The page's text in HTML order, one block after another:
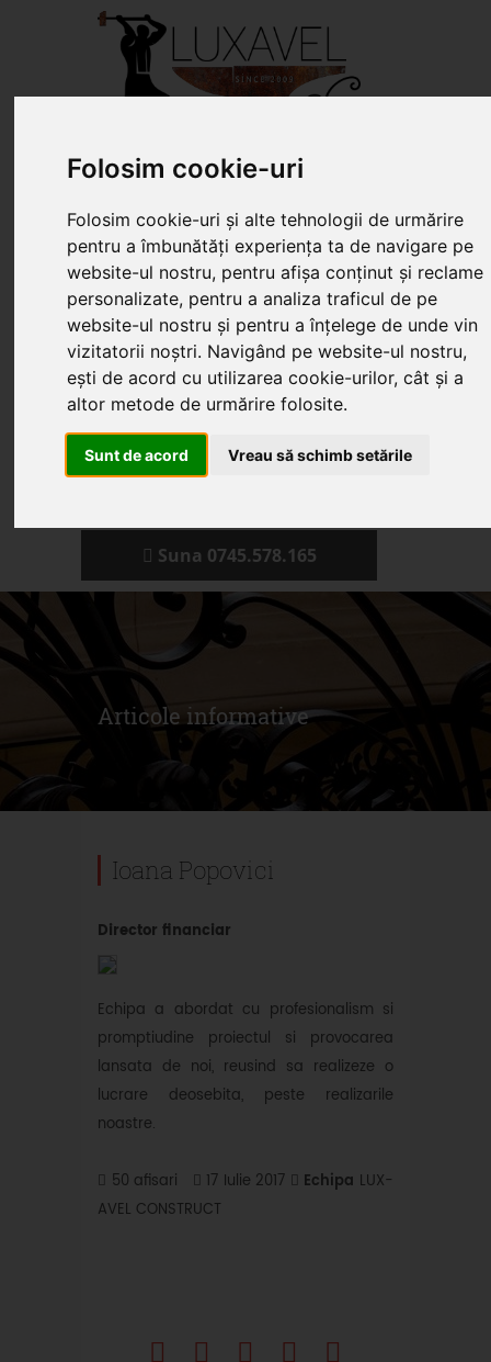
Folosim cookie-uri
Folosim cookie-uri și alte tehnologii de urmărire
pentru a îmbunătăți experiența ta de navigare pe
website-ul nostru, pentru afișa conținut și reclame
personalizate, pentru a analiza traficul de pe
website-ul nostru și pentru a înțelege de unde vin
vizitatorii noștri. Navigând pe website-ul nostru,
ești de acord cu utilizarea cookie-urilor, cât și a
altor metode de urmărire folosite.
Sunt de acord Vreau să schimb setările
HOME DESPRE NOI SERVICII
PRODUSE REDUCERI ARTICOLE
PORTOFOLIU CONTACT
TRANSLATE
Cauta
Suna Prin WhatsApp
Suna 0745.578.165
Articole informative
Ioana Popovici
Director financiar
Echipa a abordat cu profesionalism si
promptiudine proiectul si provocarea
lansata de noi, reusind sa realizeze o
lucrare deosebita, peste realizarile
noastre.
50 afisari 17 Iulie 2017 Echipa LUX-
AVEL CONSTRUCT